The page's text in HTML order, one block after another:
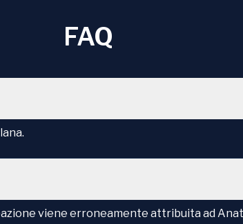
FAQ
viene erroneamente attribuita ad